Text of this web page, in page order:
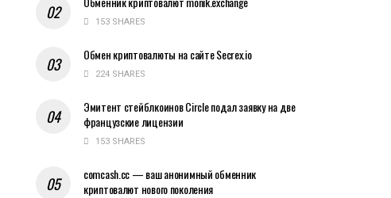
153 SHARES
Обмен криптовалюты на сайте Secrex.io
224 SHARES
Эмитент стейблкоинов Circle подал заявку на две
французские лицензии
153 SHARES
comcash.cc — ваш анонимный обменник
криптовалют нового поколения